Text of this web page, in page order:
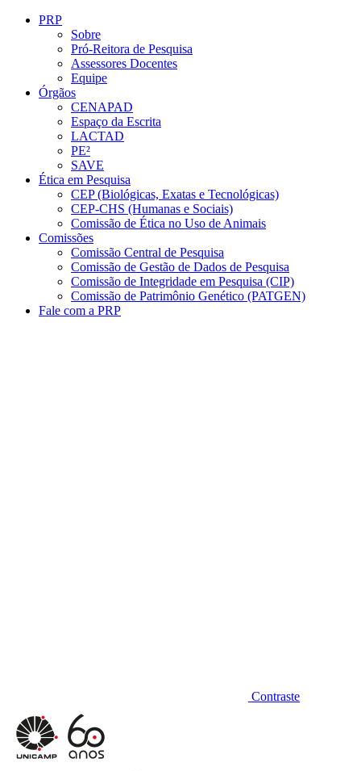
Conteúdo principal
PRP
Sobre
Pró-Reitora de Pesquisa
Assessores Docentes
Equipe
Órgãos
CENAPAD
Espaço da Escrita
LACTAD
PE²
SAVE
Ética em Pesquisa
CEP (Biológicas, Exatas e Tecnológicas)
CEP-CHS (Humanas e Sociais)
Comissão de Ética no Uso de Animais
Comissões
Comissão Central de Pesquisa
Comissão de Gestão de Dados de Pesquisa
Comissão de Integridade em Pesquisa (CIP)
Comissão de Patrimônio Genético (PATGEN)
Fale com a PRP
Contraste